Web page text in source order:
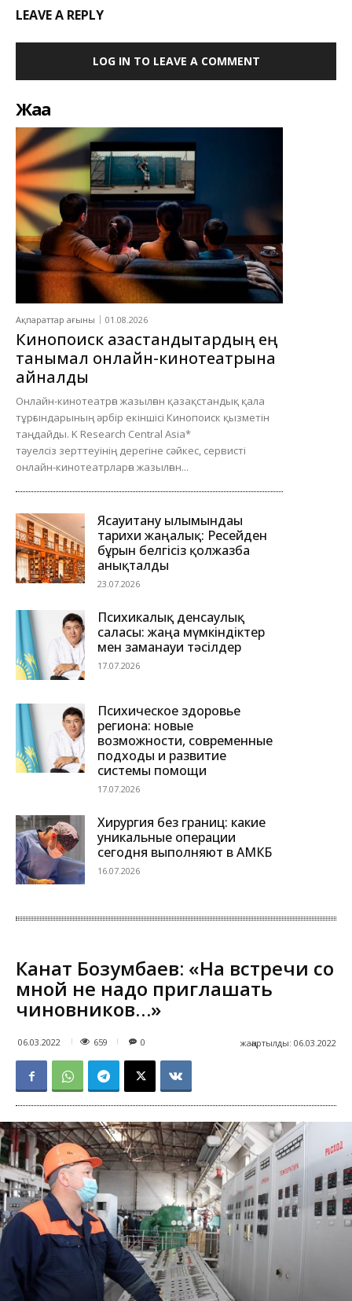
LEAVE A REPLY
LOG IN TO LEAVE A COMMENT
Жаңа
Ақпараттар ағыны 01.08.2026
Кинопоиск қазақстандықтардың ең
танымал онлайн-кинотеатрына
айналды
Онлайн-кинотеатрға жазылған қазақстандық қала
тұрғындарының әрбір екіншісі Кинопоиск қызметін
таңдайды. K Research Central Asia*
тәуелсіз зерттеуінің дерегіне сәйкес, сервисті
онлайн-кинотеатрларға жазылған...
Ясауитану ғылымындағы
тарихи жаңалық: Ресейден
бұрын белгісіз қолжазба
анықталды
23.07.2026
Психикалық денсаулық
саласы: жаңа мүмкіндіктер
мен заманауи тәсілдер
17.07.2026
Психическое здоровье
региона: новые
возможности, современные
подходы и развитие
системы помощи
17.07.2026
Хирургия без границ: какие
уникальные операции
сегодня выполняют в АМКБ
16.07.2026